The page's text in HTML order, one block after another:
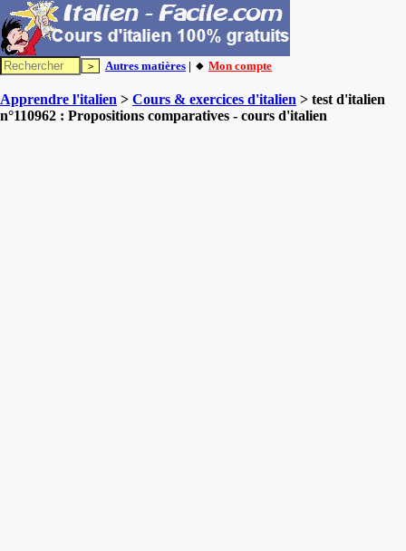
Autres matières | 🔸 Mon compte
Apprendre l'italien > Cours & exercices d'italien > test d'italien
n°110962 : Propositions comparatives - cours d'italien